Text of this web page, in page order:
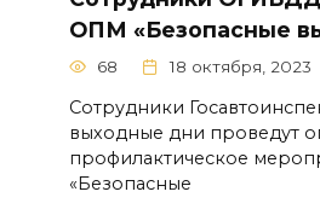
ОПМ «Безопасные
68 18 октября, 2023
Сотрудники
выходные дни проведут
профилактическое
«Безопасные